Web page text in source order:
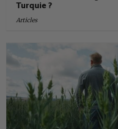
Turquie ?
Articles